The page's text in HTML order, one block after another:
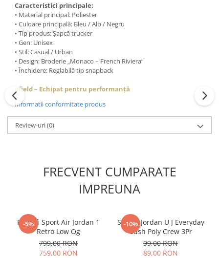
Caracteristici principale:
• Material principal: Poliester
• Culoare principală: Bleu / Alb / Negru
• Tip produs: Șapcă trucker
• Gen: Unisex
• Stil: Casual / Urban
• Design: Broderie „Monaco – French Riviera”
• Închidere: Reglabilă tip snapback
#field – Echipat pentru performanță
Informatii conformitate produs
Review-uri(0)
FRECVENT CUMPARATE
IMPREUNA
-5%
Pantofi Sport Air Jordan 1
Retro Low Og
799,00 RON
759,00 RON
-10%
Sosete Jordan U J Everyday
Cush Poly Crew 3Pr
99,00 RON
89,00 RON